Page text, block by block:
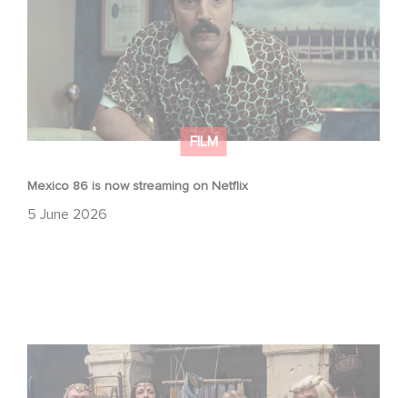
FILM
Mexico 86 is now streaming on Netflix
5 June 2026
Game Master : Éric Judor’s new comedy